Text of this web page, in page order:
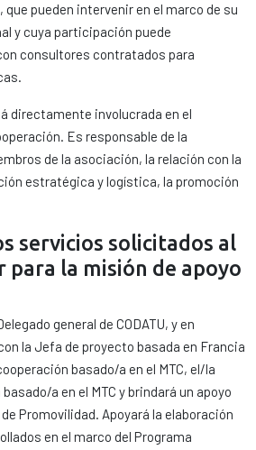
pueden intervenir en el marco de su
y cuya participación puede
consultores contratados para
directamente involucrada en el
Es responsable de la
de la asociación, la relación con la
estratégica y logística, la promoción
servicios solicitados al
para la misión de apoyo
general de CODATU, y en
la Jefa de proyecto basada en Francia
basado/a en el MTC, el/la
a en el MTC y brindará un apoyo
Promovilidad. Apoyará la elaboración
en el marco del Programa